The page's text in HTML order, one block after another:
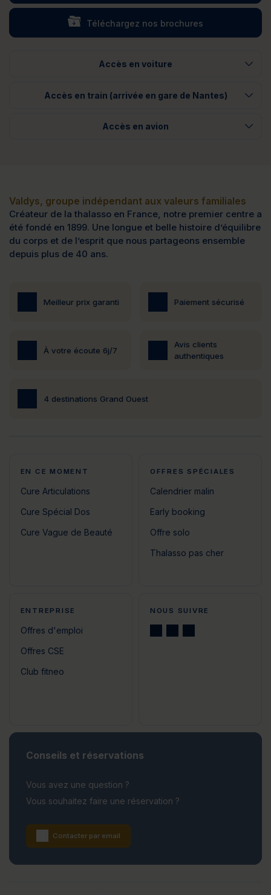
Téléchargez nos brochures
Accès en voiture
Accès en train (arrivée en gare de Nantes)
Accès en avion
Valdys, groupe indépendant aux valeurs familiales
Créateur de la thalasso en France, notre premier centre a
été fondé en 1899. Une longue et belle histoire d’équilibre
du corps et de l’esprit que nous partageons ensemble
depuis plus de 40 ans.
Meilleur prix garanti Paiement sécurisé
À votre écoute 6j/7
Avis clients
authentiques
4 destinations Grand Ouest
EN CE MOMENT
Cure Articulations
Cure Spécial Dos
Cure Vague de Beauté
OFFRES SPÉCIALES
Calendrier malin
Early booking
Offre solo
Thalasso pas cher
ENTREPRISE
Offres d'emploi
Offres CSE
Club fitneo
NOUS SUIVRE
Conseils et réservations
Vous avez une question ?
Vous souhaitez faire une réservation ?
Contacter par email